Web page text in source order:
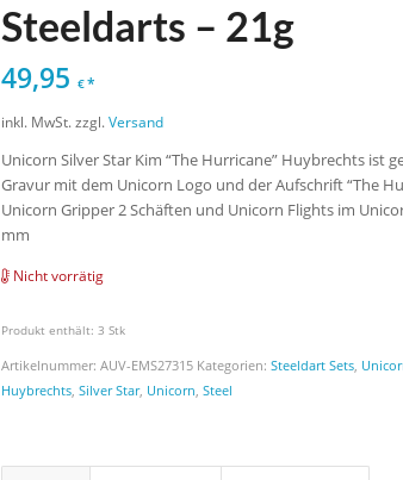
Steeldarts – 21g
49,95€*
inkl. MwSt. zzgl.Versand
Unicorn Silver Star Kim “The Hurricane” Huybrechts ist
Gravur mit dem Unicorn Logo und der Aufschrift “The
Unicorn Gripper 2 Schäften und Unicorn Flights im
mm
Nicht vorrätig
Produkt enthält: 3Stk
Artikelnummer:AUV-EMS27315 Kategorien:Steeldart Sets,
Huybrechts,Silver Star, Unicorn,Steel